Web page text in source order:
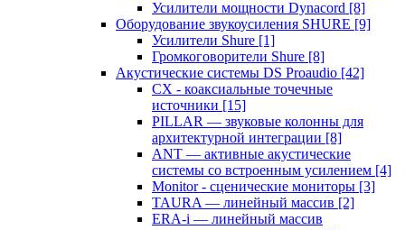
Усилители мощности Dynacord [8]
Оборудование звукоусиления SHURE [9]
Усилители Shure [1]
Громкоговорители Shure [8]
Акустические системы DS Proaudio [42]
CX - коаксиальные точечные
источники [15]
PILLAR — звуковые колонны для
архитектурной интеграции [8]
ANT — активные акустические
системы со встроенным усилением [4]
Monitor - сценические мониторы [3]
TAURA — линейный массив [2]
ERA-i — линейный массив